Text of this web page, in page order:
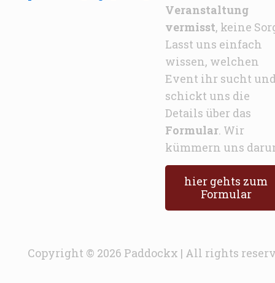
Veranstaltung
vermisst, keine
Lasst uns einfach
wissen, welchen
Event ihr sucht
schickt uns die
Details über das
Formular. Wir
kümmern uns
hier gehts zum
Formular
Copyright © 2026 Paddockx | All rights